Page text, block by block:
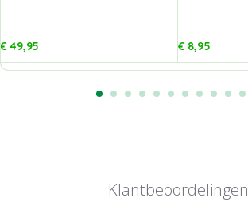
€49,95 €8,95
Klantbeoordelingen